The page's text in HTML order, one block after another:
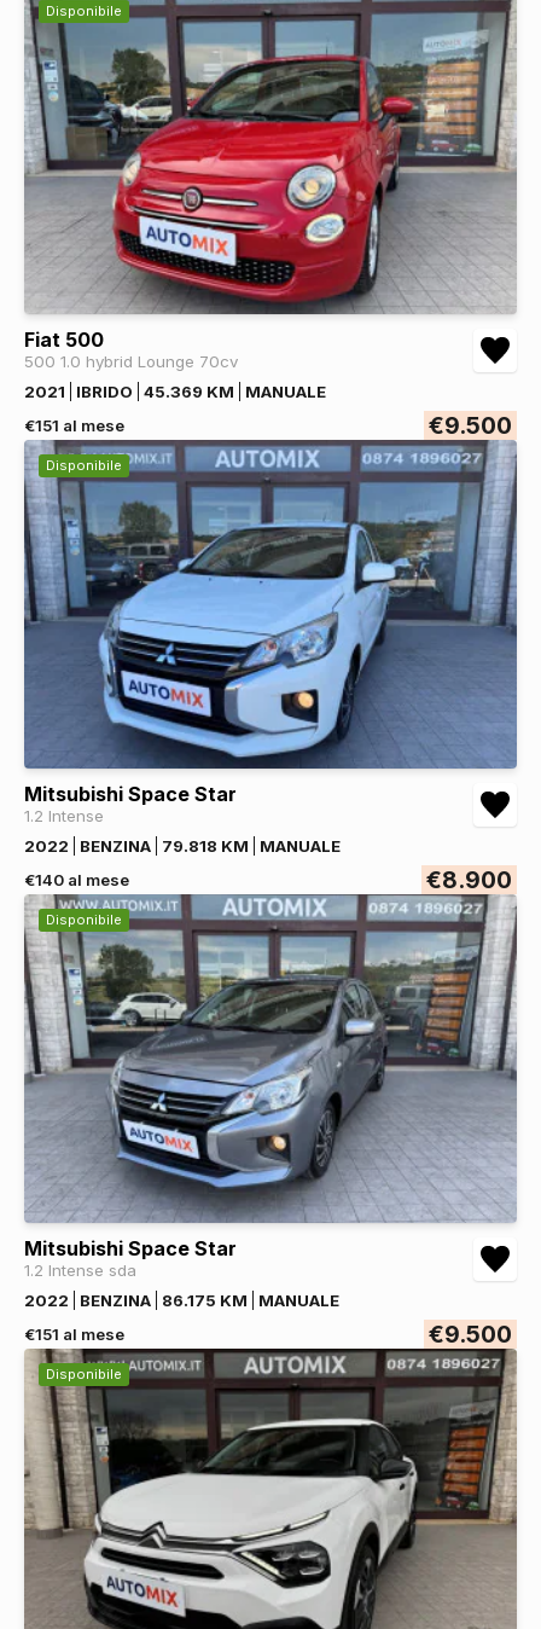
Disponibile
Fiat 500
500 1.0 hybrid Lounge 70cv
2021
IBRIDO 45.369 KM
MANUALE
€151 al mese
€9.500
Disponibile
Mitsubishi Space Star
1.2 Intense
2022
BENZINA 79.818 KM
MANUALE
€140 al mese
€8.900
Disponibile
Mitsubishi Space Star
1.2 Intense sda
2022
BENZINA 86.175 KM
MANUALE
€151 al mese
€9.500
Disponibile